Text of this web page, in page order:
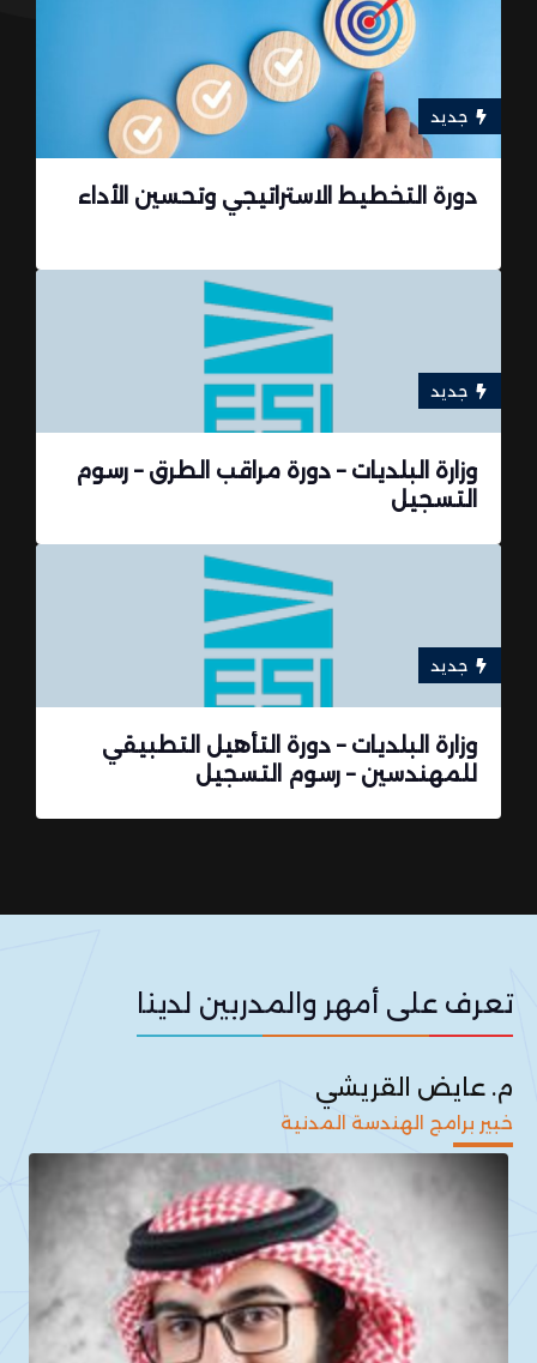
جديد
دورة التخطيط الاستراتيجي وتحسين الأداء
جديد
وزارة البلديات – دورة مراقب الطرق – رسوم
التسجيل
جديد
وزارة البلديات – دورة التأهيل التطبيقي
للمهندسين – رسوم التسجيل
تعرف على أمهر والمدربين لدينا
م. عايض القريشي
خبير برامج الهندسة المدنية